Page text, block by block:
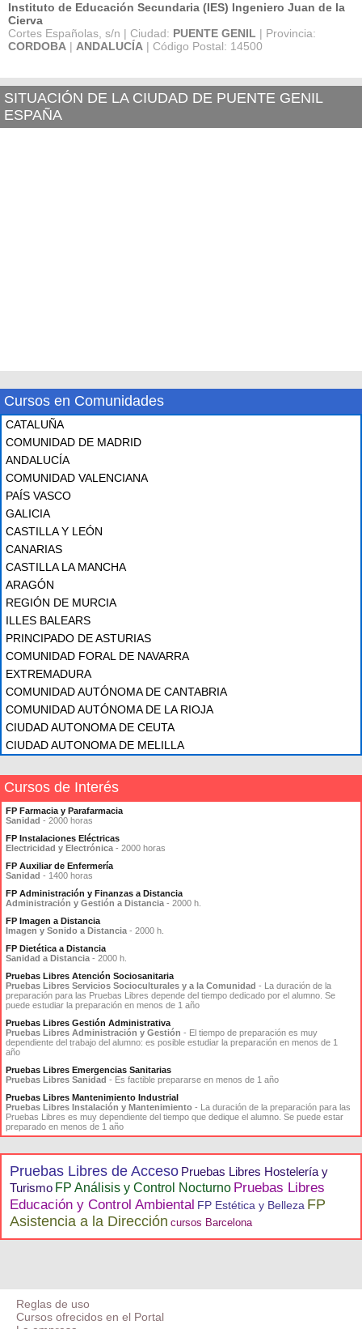
Instituto de Educación Secundaria (IES) Ingeniero Juan de la
Cierva
Cortes Españolas, s/n | Ciudad: PUENTE GENIL | Provincia:
CORDOBA | ANDALUCÍA | Código Postal: 14500
SITUACIÓN DE LA CIUDAD DE PUENTE GENIL
ESPAÑA
Cursos en Comunidades
CATALUÑA
COMUNIDAD DE MADRID
ANDALUCÍA
COMUNIDAD VALENCIANA
PAÍS VASCO
GALICIA
CASTILLA Y LEÓN
CANARIAS
CASTILLA LA MANCHA
ARAGÓN
REGIÓN DE MURCIA
ILLES BALEARS
PRINCIPADO DE ASTURIAS
COMUNIDAD FORAL DE NAVARRA
EXTREMADURA
COMUNIDAD AUTÓNOMA DE CANTABRIA
COMUNIDAD AUTÓNOMA DE LA RIOJA
CIUDAD AUTONOMA DE CEUTA
CIUDAD AUTONOMA DE MELILLA
Cursos de Interés
FP Farmacia y Parafarmacia
Sanidad - 2000 horas
FP Instalaciones Eléctricas
Electricidad y Electrónica - 2000 horas
FP Auxiliar de Enfermería
Sanidad - 1400 horas
FP Administración y Finanzas a Distancia
Administración y Gestión a Distancia - 2000 h.
FP Imagen a Distancia
Imagen y Sonido a Distancia - 2000 h.
FP Dietética a Distancia
Sanidad a Distancia - 2000 h.
Pruebas Libres Atención Sociosanitaria
Pruebas Libres Servicios Socioculturales y a la Comunidad - La duración de la
preparación para las Pruebas Libres depende del tiempo dedicado por el alumno. Se
puede estudiar la preparación en menos de 1 año
Pruebas Libres Gestión Administrativa
Pruebas Libres Administración y Gestión - El tiempo de preparación es muy
dependiente del trabajo del alumno: es posible estudiar la preparación en menos de 1
año
Pruebas Libres Emergencias Sanitarias
Pruebas Libres Sanidad - Es factible prepararse en menos de 1 año
Pruebas Libres Mantenimiento Industrial
Pruebas Libres Instalación y Mantenimiento - La duración de la preparación para las
Pruebas Libres es muy dependiente del tiempo que dedique el alumno. Se puede estar
preparado en menos de 1 año
Pruebas Libres de Acceso Pruebas Libres Hostelería y
Turismo FP Análisis y Control Nocturno Pruebas Libres
Educación y Control Ambiental FP Estética y Belleza FP
Asistencia a la Dirección cursos Barcelona
Reglas de uso
Cursos ofrecidos en el Portal